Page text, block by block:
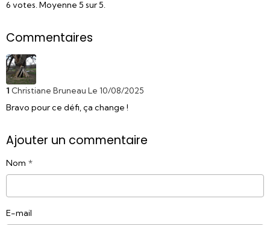
6 votes. Moyenne 5 sur 5.
Commentaires
1 Christiane Bruneau Le 10/08/2025
Bravo pour ce défi, ça change !
Ajouter un commentaire
Nom
E-mail